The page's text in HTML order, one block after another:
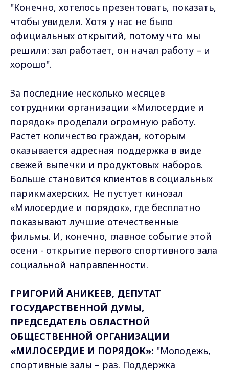
"Конечно, хотелось презентовать, показать,
чтобы увидели. Хотя у нас не было
официальных открытий, потому что мы
решили: зал работает, он начал работу – и
хорошо".
За последние несколько месяцев
сотрудники организации «Милосердие и
порядок» проделали огромную работу.
Растет количество граждан, которым
оказывается адресная поддержка в виде
свежей выпечки и продуктовых наборов.
Больше становится клиентов в социальных
парикмахерских. Не пустует кинозал
«Милосердие и порядок», где бесплатно
показывают лучшие отечественные
фильмы. И, конечно, главное событие этой
осени - открытие первого спортивного зала
социальной направленности.
ГРИГОРИЙ АНИКЕЕВ, ДЕПУТАТ
ГОСУДАРСТВЕННОЙ ДУМЫ,
ПРЕДСЕДАТЕЛЬ ОБЛАСТНОЙ
ОБЩЕСТВЕННОЙ ОРГАНИЗАЦИИ
«МИЛОСЕРДИЕ И ПОРЯДОК»: "Молодежь,
спортивные залы – раз. Поддержка